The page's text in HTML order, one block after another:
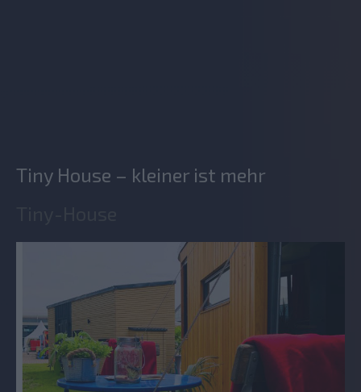
Tiny House – kleiner ist mehr